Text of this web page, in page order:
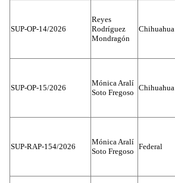
SUP-OP-14/2026
Reyes
Rodríguez
Mondragón
Chihuahua
SUP-OP-15/2026
Mónica Aralí
Soto Fregoso
Chihuahua
SUP-RAP-154/2026
Mónica Aralí
Soto Fregoso
Federal